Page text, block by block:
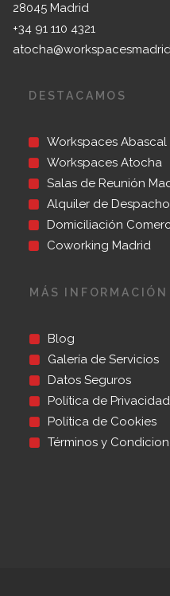
28045 Madrid
+34 91 110 4321
DESTACAMOS
Workspaces Abascal
Workspaces Atocha
Salas de Reunión
Alquiler de
Domiciliación
Coworking Madrid
MÁS INFORMACIÓN
Blog
Galería de Servicios
Datos Seguros
Política de Privacidad
Política de Cookies
Términos y